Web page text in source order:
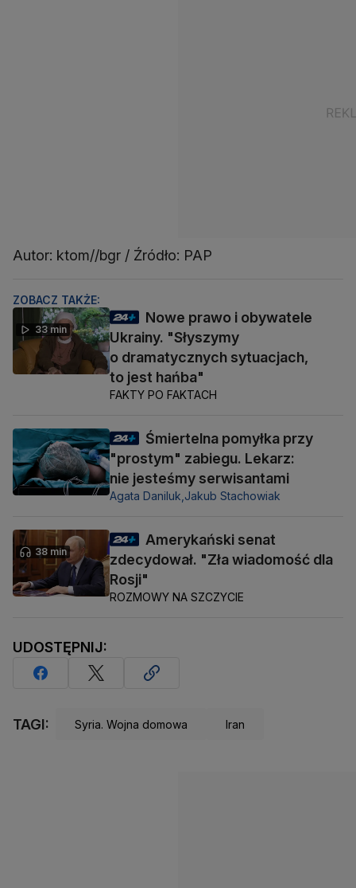
Autor: ktom//bgr / Źródło: PAP
ZOBACZ TAKŻE:
33 min
Nowe prawo i obywatele
Ukrainy. "Słyszymy
o dramatycznych sytuacjach,
to jest hańba"
FAKTY PO FAKTACH
Śmiertelna pomyłka przy
"prostym" zabiegu. Lekarz:
nie jesteśmy serwisantami
Agata Daniluk, Jakub Stachowiak
38 min
Amerykański senat
zdecydował. "Zła wiadomość dla
Rosji"
ROZMOWY NA SZCZYCIE
UDOSTĘPNIJ:
TAGI: Syria. Wojna domowa Iran